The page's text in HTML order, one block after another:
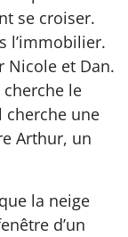
se croiser.
l’immobilier.
Nicole et Dan.
le
cherche une
Arthur, un
la neige
d’un